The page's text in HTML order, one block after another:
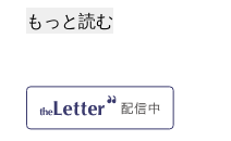
サポートメンバー限定
2026.07.26
もっと読む